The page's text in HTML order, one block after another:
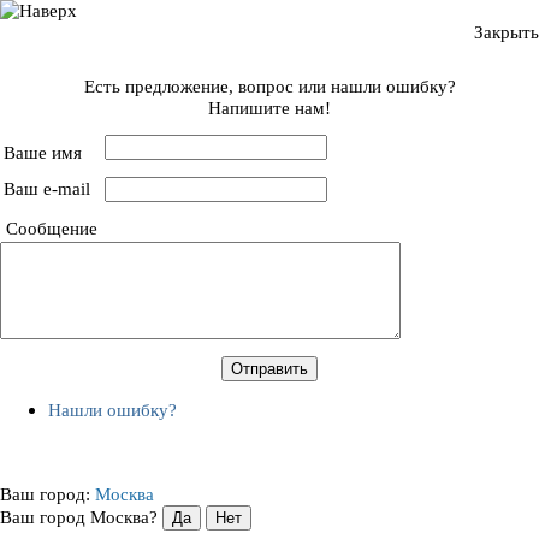
Закрыть
Есть предложение, вопрос или нашли ошибку?
Напишите нам!
Ваше имя
Ваш e-mail
Сообщение
Нашли ошибку?
Ваш город: Москва
Ваш город Москва?